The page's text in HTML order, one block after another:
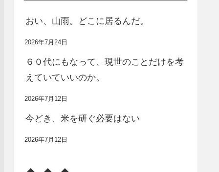
おい、山雨。どこに居るんだ。
2026年7月24日
６０代にもなって、現世のことだけを考
えていていいのか。
2026年7月12日
今どき、米を研ぐ必要はない
2026年7月12日